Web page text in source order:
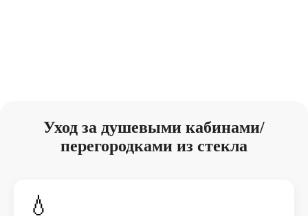
Уход за душевыми кабинами/
перегородками из стекла
💧